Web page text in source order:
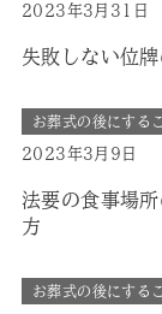
2023年3月31日
失敗しない位
お葬式の後にする
2023年3月9日
法要の食事場
方
お葬式の後にする